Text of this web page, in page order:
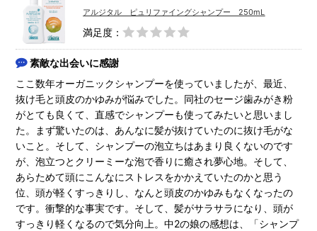
アルジタル ピュリファイングシャンプー 250mL
満足度：
素敵な出会いに感謝
ここ数年オーガニックシャンプーを使っていましたが、最近、
抜け毛と頭皮のかゆみが悩みでした。同社のセージ歯みがき粉
がとても良くて、直感でシャンプーも使ってみたいと思いまし
た。まず驚いたのは、あんなに髪が抜けていたのに抜け毛がな
いこと。そして、シャンプーの泡立ちはあまり良くないのです
が、泡立つとクリーミーな泡で香りに癒され夢心地。そして、
あらためて頭にこんなにストレスをかかえていたのかと思う
位、頭が軽くすっきりし、なんと頭皮のかゆみもなくなったの
です。衝撃的な事実です。そして、髪がサラサラになり、頭が
すっきり軽くなるので気分向上。中2の娘の感想は、「シャンプ